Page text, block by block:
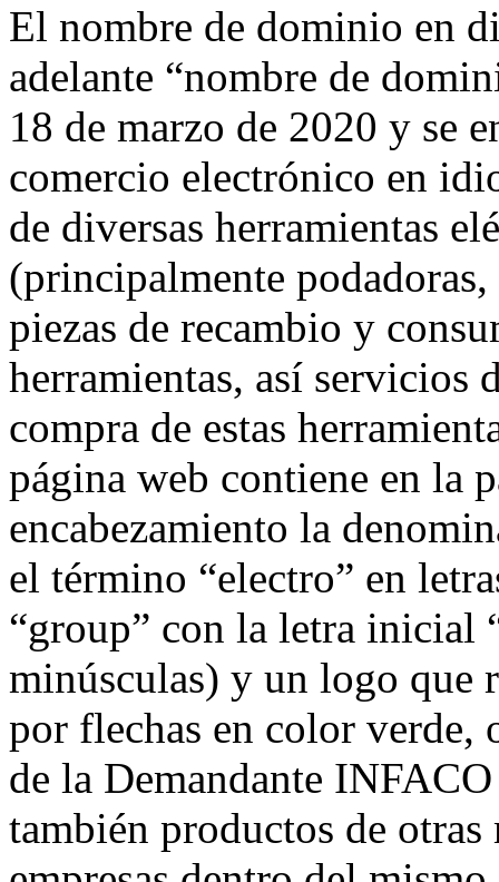
El nombre de dominio en
adelante “nombre de
18 de marzo de 2020 y se
comercio electrónico en
de diversas herramientas
(principalmente
piezas de recambio y
herramientas, así servicios
compra de estas
página web contiene en la
encabezamiento la
el término “electro” en
“group” con la letra inicial
minúsculas) y un logo que
por flechas en color verde,
de la Demandante
también productos de otras